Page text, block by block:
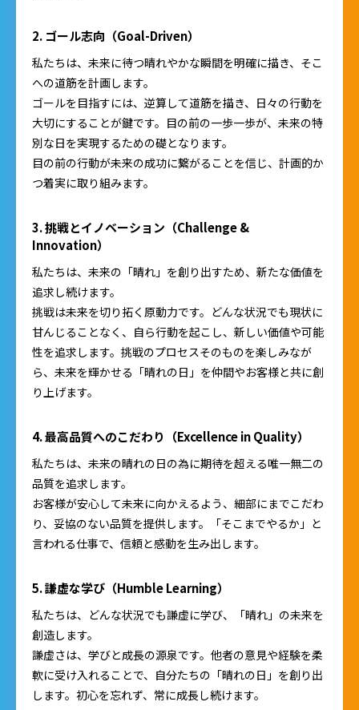
2. ゴール志向（Goal-Driven）
私たちは、未来に待つ晴れやかな瞬間を明確に描き、そこ
への道筋を計画します。
ゴールを目指すには、逆算して道筋を描き、日々の行動を
大切にすることが鍵です。目の前の一歩一歩が、未来の特
別な日を実現するための礎となります。
目の前の行動が未来の成功に繋がることを信じ、計画的か
つ着実に取り組みます。
3. 挑戦とイノベーション（Challenge &
Innovation）
私たちは、未来の「晴れ」を創り出すため、新たな価値を
追求し続けます。
挑戦は未来を切り拓く原動力です。どんな状況でも現状に
甘んじることなく、自ら行動を起こし、新しい価値や可能
性を追求します。挑戦のプロセスそのものを楽しみなが
ら、未来を輝かせる「晴れの日」を仲間やお客様と共に創
り上げます。
4. 最高品質へのこだわり（Excellence in Quality）
私たちは、未来の晴れの日の為に期待を超える唯一無二の
品質を追求します。
お客様が安心して未来に向かえるよう、細部にまでこだわ
り、妥協のない品質を提供します。「そこまでやるか」と
言われる仕事で、信頼と感動を生み出します。
5. 謙虚な学び（Humble Learning）
私たちは、どんな状況でも謙虚に学び、「晴れ」の未来を
創造します。
謙虚さは、学びと成長の源泉です。他者の意見や経験を柔
軟に受け入れることで、自分たちの「晴れの日」を創り出
します。初心を忘れず、常に成長し続けます。